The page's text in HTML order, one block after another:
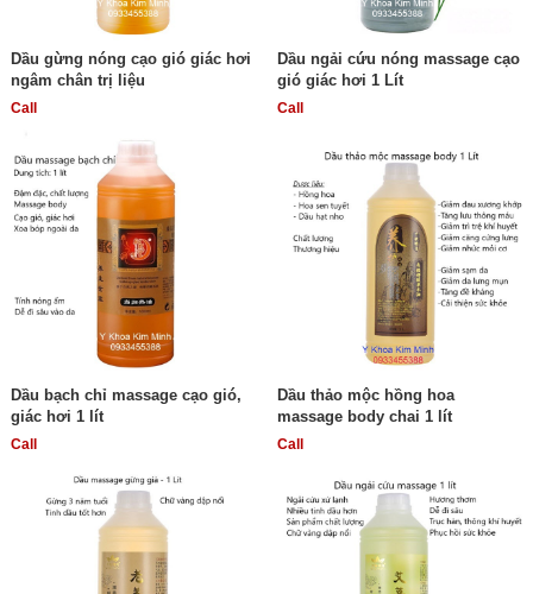
Dầu gừng nóng cạo gió giác hơi
ngâm chân trị liệu
Call
Dầu ngải cứu nóng massage cạo
gió giác hơi 1 Lít
Call
Dầu bạch chỉ massage cạo gió,
giác hơi 1 lít
Call
Dầu thảo mộc hồng hoa
massage body chai 1 lít
Call